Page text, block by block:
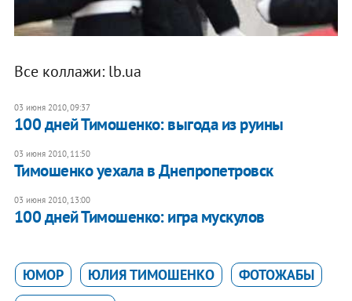
Все коллажи: lb.ua
03 июня 2010, 09:37
100 дней Тимошенко: выгода из руины
03 июня 2010, 11:50
Тимошенко уехала в Днепропетровск
03 июня 2010, 13:00
100 дней Тимошенко: игра мускулов
ЮМОР ЮЛИЯ ТИМОШЕНКО
ФОТОЖАБЫ